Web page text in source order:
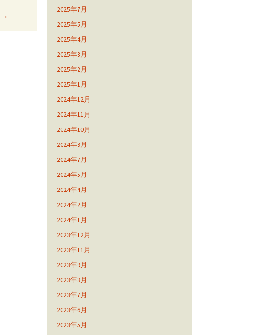
→
2025年7月
2025年5月
2025年4月
2025年3月
2025年2月
2025年1月
2024年12月
2024年11月
2024年10月
2024年9月
2024年7月
2024年5月
2024年4月
2024年2月
2024年1月
2023年12月
2023年11月
2023年9月
2023年8月
2023年7月
2023年6月
2023年5月